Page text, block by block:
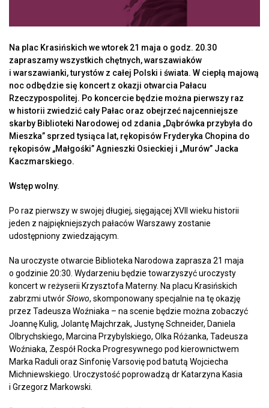
Na plac Krasińskich we wtorek 21 maja o godz. 20.30
zapraszamy wszystkich chętnych, warszawiaków
i warszawianki, turystów z całej Polski i świata. W ciepłą majową
noc odbędzie się koncert z okazji otwarcia Pałacu
Rzeczypospolitej. Po koncercie będzie można pierwszy raz
w historii zwiedzić cały Pałac oraz obejrzeć najcenniejsze
skarby Biblioteki Narodowej od zdania „Dąbrówka przybyła do
Mieszka” sprzed tysiąca lat, rękopisów Fryderyka Chopina do
rękopisów „Małgośki” Agnieszki Osieckiej i „Murów” Jacka
Kaczmarskiego.
Wstęp wolny.
Po raz pierwszy w swojej długiej, sięgającej XVII wieku historii
jeden z najpiękniejszych pałaców Warszawy zostanie
udostępniony zwiedzającym.
Na uroczyste otwarcie Biblioteka Narodowa zaprasza 21 maja
o godzinie 20:30. Wydarzeniu będzie towarzyszyć uroczysty
koncert w reżyserii Krzysztofa Materny. Na placu Krasińskich
zabrzmi utwórSłowo, skomponowany specjalnie na tę okazję
przez Tadeusza Woźniaka – na scenie będzie można zobaczyć
Joannę Kulig, Jolantę Majchrzak, Justynę Schneider, Daniela
Olbrychskiego, Marcina Przybylskiego, Olka Różanka, Tadeusza
Woźniaka, Zespół Rocka Progresywnego pod kierownictwem
Marka Raduli oraz Sinfonię Varsovię pod batutą Wojciecha
Michniewskiego. Uroczystość poprowadzą dr Katarzyna Kasia
i Grzegorz Markowski.